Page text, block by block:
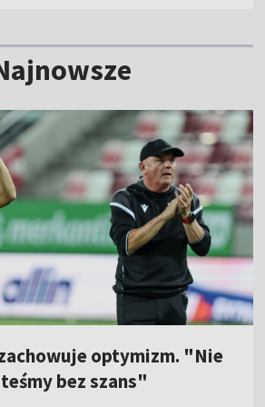
optymizm. "Nie
bez szans"